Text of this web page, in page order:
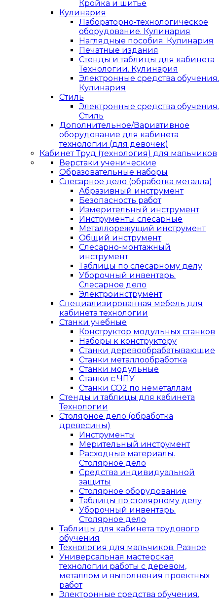
Кройка и шитье
Кулинария
Лабораторно-технологическое
оборудование. Кулинария
Наглядные пособия. Кулинария
Печатные издания
Стенды и таблицы для кабинета
Технологии. Кулинария
Электронные средства обучения.
Кулинария
Стиль
Электронные средства обучения.
Стиль
Дополнительное/Вариативное
оборудование для кабинета
технологии (для девочек)
Кабинет Труд (технология) для мальчиков
Верстаки ученические
Образовательные наборы
Слесарное дело (обработка металла)
Абразивный инструмент
Безопасность работ
Измерительный инструмент
Инструменты слесарные
Металлорежущий инструмент
Общий инструмент
Слесарно-монтажный
инструмент
Таблицы по слесарному делу
Уборочный инвентарь.
Слесарное дело
Электроинструмент
Специализированная мебель для
кабинета технологии
Станки учебные
Конструктор модульных станков
Наборы к конструктору
Станки деревообрабатывающие
Станки металлообработка
Станки модульные
Станки с ЧПУ
Станки СО2 по неметаллам
Стенды и таблицы для кабинета
Технологии
Столярное дело (обработка
древесины)
Инструменты
Мерительный инструмент
Расходные материалы.
Столярное дело
Средства индивидуальной
защиты
Столярное оборудование
Таблицы по столярному делу
Уборочный инвентарь.
Столярное дело
Таблицы для кабинета трудового
обучения
Технология для мальчиков. Разное
Универсальная мастерская
технологии работы с деревом,
металлом и выполнения проектных
работ
Электронные средства обучения.